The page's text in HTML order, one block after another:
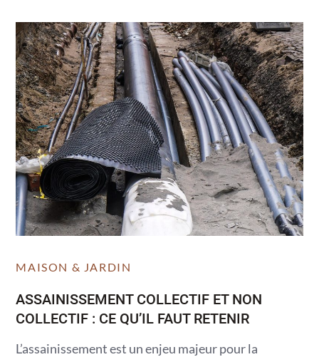
MAISON & JARDIN
ASSAINISSEMENT COLLECTIF ET NON
COLLECTIF : CE QU’IL FAUT RETENIR
L’assainissement est un enjeu majeur pour la